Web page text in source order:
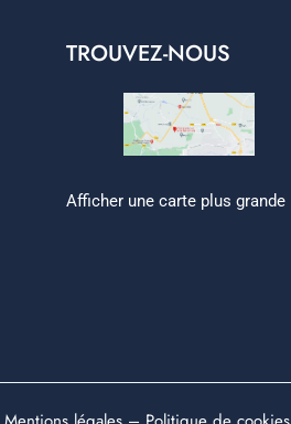
TROUVEZ-NOUS
Afficher une carte plus grande